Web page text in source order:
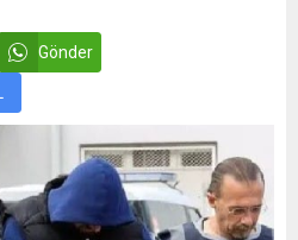
Gönder